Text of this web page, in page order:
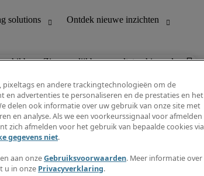
Zie vergelijkbare resultaten hieronder.
Ontdek nieuwe inzichten
Jobomschrijvingen
Salarisgids
Timesheets
Maak een jobalert aan
Informatiecentrum
pixeltags en andere trackingtechnologieën om de
advertenties te personaliseren en de prestaties en het
delen ook informatie over uw gebruik van onze site met
en analyse. Als we een voorkeurssignaal voor afmelden
zich afmelden voor het gebruik van bepaalde cookies via
gegevens niet.
aan onzeGebruiksvoorwaarden. Meer informatie over
u in onze Privacyverklaring.